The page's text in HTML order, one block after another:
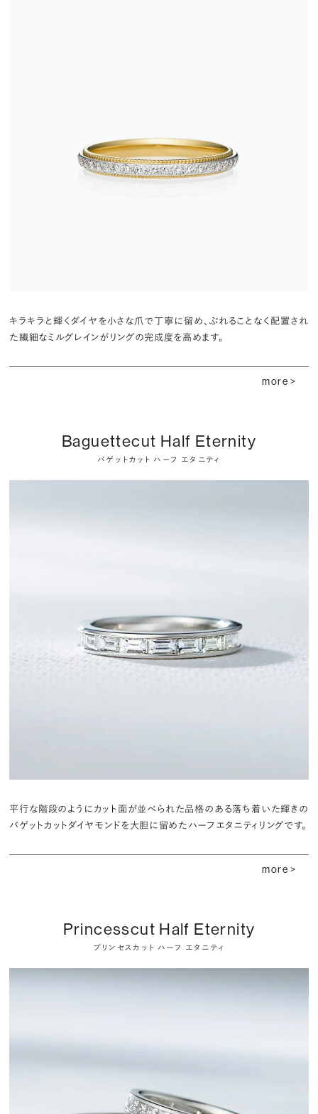
キラキラと輝くダイヤを小さな爪で丁寧に留め、ぶれることなく配置され
た繊細なミルグレインがリングの完成度を高めます。
more >
Baguettecut Half Eternity
バゲットカット ハーフ エタニティ
平行な階段のようにカット面が並べられた品格のある落ち着いた輝きの
バゲットカットダイヤモンドを大胆に留めたハーフエタニティリングです。
more >
Princesscut Half Eternity
プリンセスカット ハーフ エタニティ